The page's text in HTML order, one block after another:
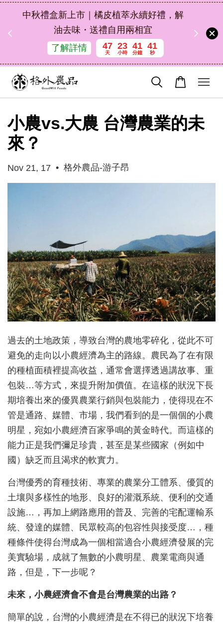
中秋禮盒新上市｜橘皮植萃永續好禮，解
油去味・送禮自用兩相宜
了解詳情
47
天
23
小時
41
分鐘
41
秒
小農vs.大農 台灣農業的未
來？
Nov 21, 17 • 格外農品-游子昂
過去的土地政策，導致台灣的農地零碎化，從此不可
避免的走向以小農經濟為主的路線。農民為了在有限
的種植面積裡提高收益，通常會選擇透過講故事、重
包裝…等方式，來提升附加價值。在這樣的狀況下長
期培養出來的優異農業行銷與包裝能力，使得現在不
管是通路、媒體、市場，我們看到的是一個個的小農
明星，宛如小農經濟百家爭鳴的黃金時代。而這樣的
能力正是我們彌足珍貴，甚至是某些國家（例如中
國）缺乏而且渴求的軟實力。
台灣優秀的育種技術、專業的農業分工體系、優質的
土壤與多樣性的地形、良好的灌溉系統、便利的交通
設施…，再加上網路應用的普及、完善的宅配運輸系
統、發達的媒體、民眾較高的包容性與接受度…，種
種條件使得台灣成為一個相當適合小農經濟發展的完
美實驗場，成就了無數的小農明星、農業電商與通
路，但是，下一步呢？
未來，小農經濟會不會是台灣農業的出路？
簡單的說，台灣的小農經濟是在不得已的狀況下培養